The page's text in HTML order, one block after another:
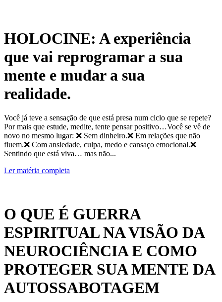
HOLOCINE: A experiência
que vai reprogramar a sua
mente e mudar a sua
realidade.
Você já teve a sensação de que está presa num ciclo que se repete?
Por mais que estude, medite, tente pensar positivo…Você se vê de
novo no mesmo lugar: ❌ Sem dinheiro.❌ Em relações que não
fluem.❌ Com ansiedade, culpa, medo e cansaço emocional.❌
Sentindo que está viva… mas não...
Ler matéria completa
O QUE É GUERRA
ESPIRITUAL NA VISÃO DA
NEUROCIÊNCIA E COMO
PROTEGER SUA MENTE DA
AUTOSSABOTAGEM